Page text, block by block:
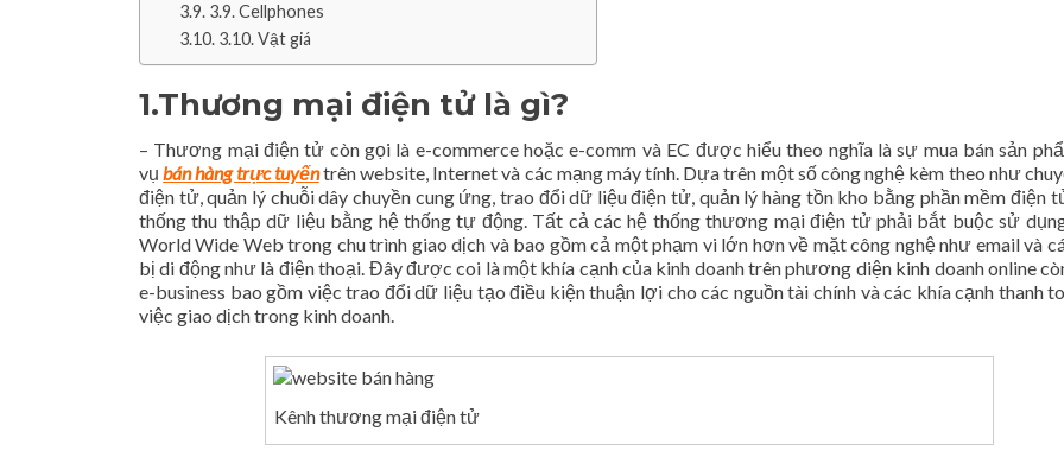
3.9. Cellphones
3.10. Vật giá
1.Thương mại điện tử là gì?
– Thương mại điện tử còn gọi là e-commerce hoặc e-comm và EC được hiểu theo nghĩa là sự mua bán sản
vụbán hàng trực tuyếntrên website, Internet và các mạng máy tính. Dựa trên một số công nghệ kèm theo như
điện tử, quản lý chuỗi dây chuyền cung ứng, trao đổi dữ liệu điện tử, quản lý hàng tồn kho bằng phần mềm điện
thống thu thập dữ liệu bằng hệ thống tự động. Tất cả các hệ thống thương mại điện tử phải bắt buộc sử
World Wide Web trong chu trình giao dịch và bao gồm cả một phạm vi lớn hơn về mặt công nghệ như email và
bị di động như là điện thoại. Đây được coi là một khía cạnh của kinh doanh trên phương diện kinh doanh online
e-business bao gồm việc trao đổi dữ liệu tạo điều kiện thuận lợi cho các nguồn tài chính và các khía cạnh thanh
việc giao dịch trong kinh doanh.
Kênh thương mại điện tử